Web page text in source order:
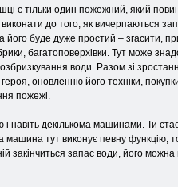
є тільки один пожежний, який
до того, як вичерпаються
його буде дуже простий – згасити,
багатоповерхівки. Тут може
води. Разом зі
оновленню його техніки,
пожежі.
навіть декількома машинами. Ти
тут виконує певну функцію,
запас води, його